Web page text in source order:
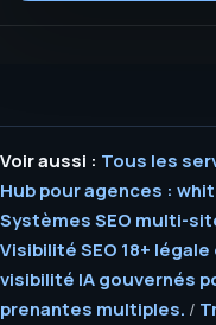
Voir aussi : Tous les
Hub pour agences :
Systèmes SEO multi-
Visibilité SEO 18+
visibilité IA gouvernés
prenantes multiples. /